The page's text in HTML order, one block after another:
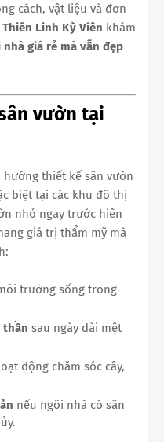
cách, vật liệu và đơn
Thiên Linh Kỳ Viên khám
giá rẻ mà vẫn đẹp
vườn tại
thiết kế sân vườn
biệt tại các khu đô thị
nhỏ ngay trước hiên
giá trị thẩm mỹ mà
trường sống trong
thần sau ngày dài mệt
động chăm sóc cây,
nếu ngôi nhà có sân